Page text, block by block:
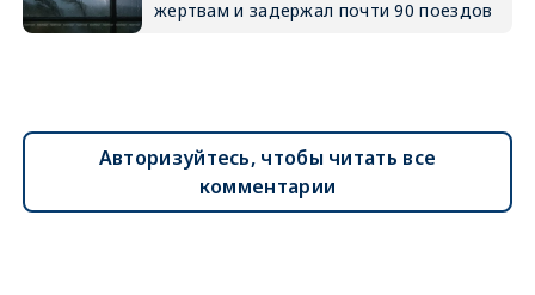
жертвам и задержал почти 90 поездов
Авторизуйтесь, чтобы читать все
комментарии